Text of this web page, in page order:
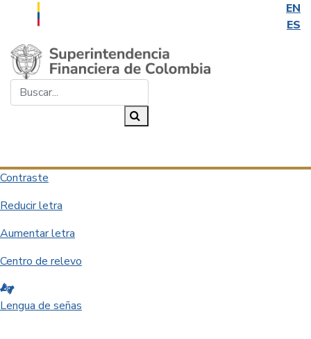
EN
ES
Saltar al contenido principal
Contraste
Reducir letra
Aumentar letra
Centro de relevo
Lengua de señas